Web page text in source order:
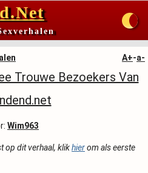
A+-a-
Trouwe Bezoekers Van
Wim963
op dit verhaal, klikhierom als eerste